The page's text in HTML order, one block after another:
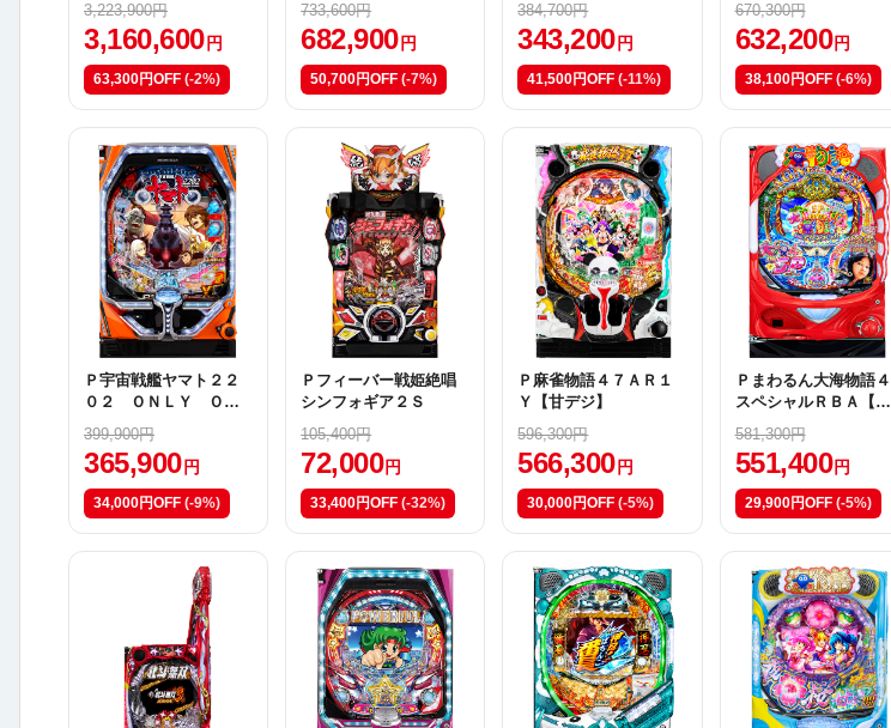
3,223,900円
3,160,600 円
63,300円OFF (-2%)
733,600円
682,900 円
50,700円OFF (-7%)
384,700円
343,200 円
41,500円OFF (-11%)
670,300円
632,200 円
38,100円OFF (-6%)
Ｐ宇宙戦艦ヤマト２２
０２ ＯＮＬＹ ＯＮ
Ｅ ＹＲ【甘デジ】
399,900円
365,900 円
34,000円OFF (-9%)
Ｐフィーバー戦姫絶唱
シンフォギア２Ｓ
105,400円
72,000 円
33,400円OFF (-32%)
Ｐ麻雀物語４７ＡＲ１
Ｙ【甘デジ】
596,300円
566,300 円
30,000円OFF (-5%)
Ｐまわるん大海物語４
スペシャルＲＢＡ【甘
デジ】
581,300円
551,400 円
29,900円OFF (-5%)